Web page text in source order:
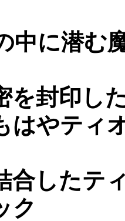
中に潜む
を封印し
はやティ
合したテ
ク